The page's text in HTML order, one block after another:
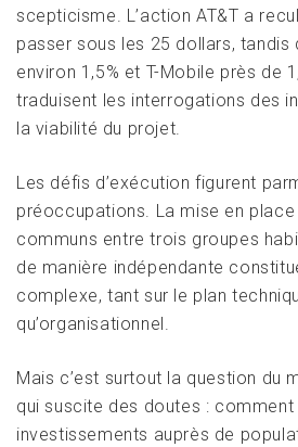
scepticisme. L’action AT&T a
passer sous les 25 dollars, tandis
environ 1,5% et T-Mobile près de
traduisent les interrogations des
la viabilité du projet.
Les défis d’exécution figurent
préoccupations. La mise en
communs entre trois groupes
de manière indépendante
complexe, tant sur le plan
qu’organisationnel.
Mais c’est surtout la question du
qui suscite des doutes :
investissements auprès de